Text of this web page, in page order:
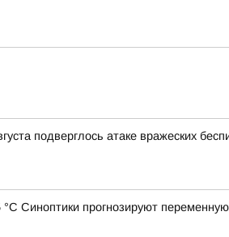
подверглось атаке вражеских
Синоптики прогнозируют